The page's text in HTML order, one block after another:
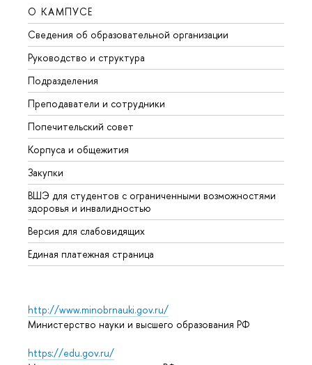
О КАМПУСЕ
Сведения об образовательной организации
Руководство и структура
Подразделения
Преподаватели и сотрудники
Попечительский совет
Корпуса и общежития
Закупки
ВШЭ для студентов с ограниченными возможностями
здоровья и инвалидностью
Версия для слабовидящих
Единая платежная страница
http://www.minobrnauki.gov.ru/
Министерство науки и высшего образования РФ
https://edu.gov.ru/